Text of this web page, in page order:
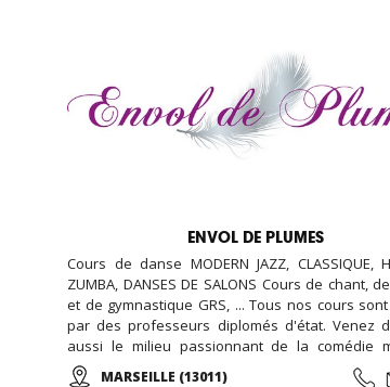
ENVOL DE PLUMES
Cours de danse MODERN JAZZ, CLASSIQUE,
ZUMBA, DANSES DE SALONS Cours de chant,
et de gymnastique GRS, ... Tous nos cours
par des professeurs diplomés d'état. Venez
aussi le milieu passionnant de la comédie
Enfants, Ados et Adultes. Stages
MARSEILLE (13011)